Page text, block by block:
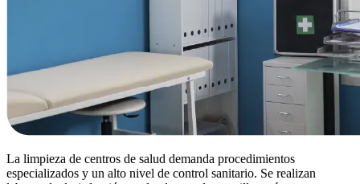
La limpieza de centros de salud demanda procedimientos
especializados y un alto nivel de control sanitario. Se realizan